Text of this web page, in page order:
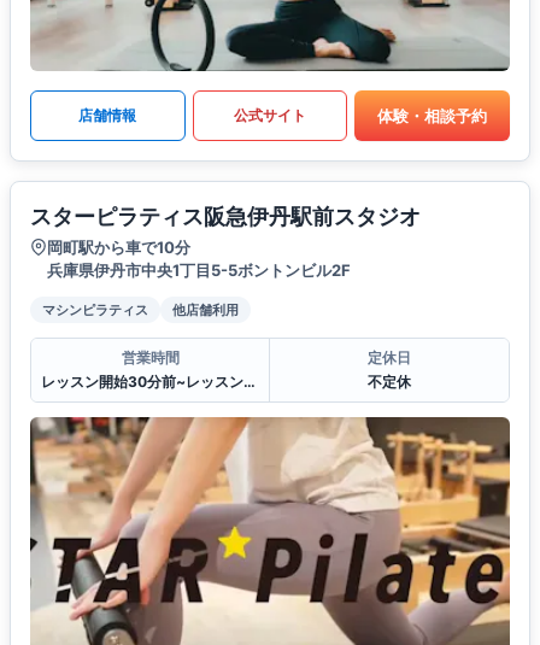
店舗情報 公式サイト 体験・相談予約
スターピラティス阪急伊丹駅前スタジオ
岡町駅から車で10分
兵庫県伊丹市中央1丁目5-5ボントンビル2F
マシンピラティス 他店舗利用
営業時間
レッスン開始30分前~レッスン終了30分後
定休日
不定休